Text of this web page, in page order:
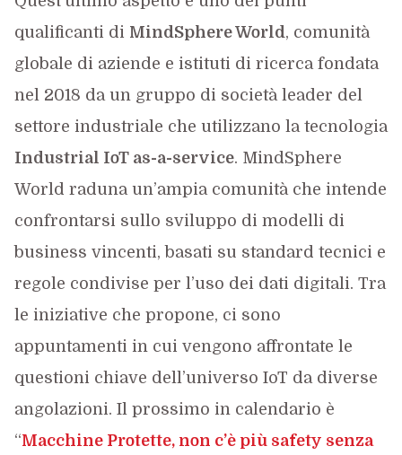
qualificanti di MindSphere World, comunità
globale di aziende e istituti di ricerca fondata
nel 2018 da un gruppo di società leader del
settore industriale che utilizzano la tecnologia
Industrial IoT as-a-service. MindSphere
World raduna un’ampia comunità che intende
confrontarsi sullo sviluppo di modelli di
business vincenti, basati su standard tecnici e
regole condivise per l’uso dei dati digitali. Tra
le iniziative che propone, ci sono
appuntamenti in cui vengono affrontate le
questioni chiave dell’universo IoT da diverse
angolazioni. Il prossimo in calendario è
“Macchine Protette, non c’è più safety senza